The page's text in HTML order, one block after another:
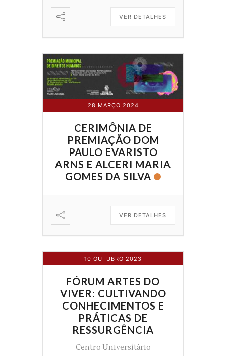
VER DETALHES
28 MARÇO 2024
CERIMÔNIA DE
PREMIAÇÃO DOM
PAULO EVARISTO
ARNS E ALCERI MARIA
GOMES DA SILVA
VER DETALHES
10 OUTUBRO 2023
FÓRUM ARTES DO
VIVER: CULTIVANDO
CONHECIMENTOS E
PRÁTICAS DE
RESSURGÊNCIA
Centro Universitário